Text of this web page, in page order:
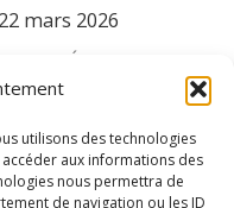
utilisons des technologies
aux informations des
nous permettra de
de navigation ou les ID
22 mars 2026
? L’Éducation
du Syndicat